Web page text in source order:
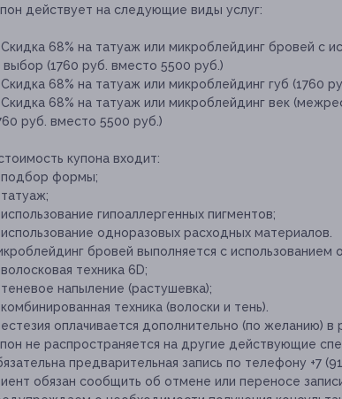
действует на следующие виды услуг:
68% на татуаж или микроблейдинг бровей с
выбор (1760 руб. вместо 5500 руб.)
68% на татуаж или микроблейдинг губ (1760
68% на татуаж или микроблейдинг век
руб. вместо 5500 руб.)
купона входит:
формы;
гипоаллергенных пигментов;
одноразовых расходных материалов.
бровей выполняется с использованием
техника 6D;
напыление (растушевка);
техника (волоски и тень).
оплачивается дополнительно (по желанию) в
не распространяется на другие действующие
предварительная запись по телефону +7
обязан сообщить об отмене или переносе